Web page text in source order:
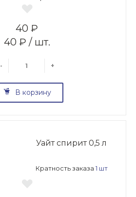
40 ₽
40 ₽ / шт.
- +
В корзину
Уайт спирит 0,5 л
Кратность заказа 1 шт